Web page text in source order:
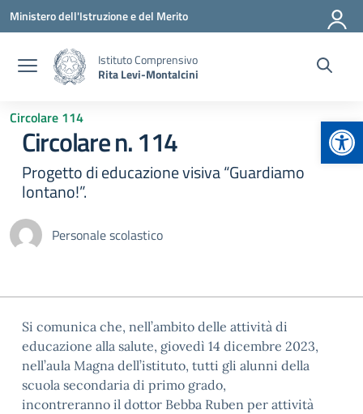
Vai ai contenuti
Vai al menu di navigazione
Vai al footer
Ministero dell'Istruzione e del Merito
Istituto Comprensivo
Rita Levi-Montalcini
Circolare 114
Circolare n. 114
Progetto di educazione visiva “Guardiamo
lontano!”.
Personale scolastico
Si comunica che, nell’ambito delle attività di
educazione alla salute, giovedì 14 dicembre 2023,
nell’aula Magna dell’istituto, tutti gli alunni della
scuola secondaria di primo grado,
incontreranno il dottor Bebba Ruben per attività